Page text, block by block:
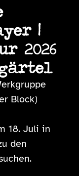
|
2026
Block)
18. Juli in
den